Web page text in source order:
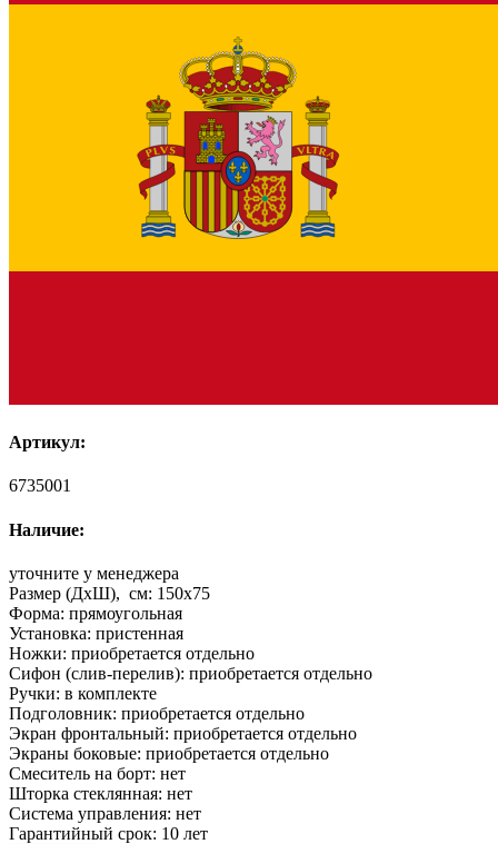
Артикул:
6735001
Наличие:
уточните у менеджера
Размер (ДхШ), см: 150x75
Форма: прямоугольная
Установка: пристенная
Ножки: приобретается отдельно
Сифон (слив-перелив): приобретается отдельно
Ручки: в комплекте
Подголовник: приобретается отдельно
Экран фронтальный: приобретается отдельно
Экраны боковые: приобретается отдельно
Смеситель на борт: нет
Шторка стеклянная: нет
Система управления: нет
Гарантийный срок: 10 лет